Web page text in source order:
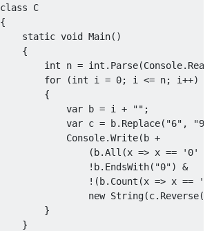
class C
{
static void Main()
{
int n = int . Parse(Console.
for
(int i = 0; i <= n; i++)
{
var b = i + "" ;
var c = b. Replace( "6" , "9"
Console.Write( b +
( b.All (x => x == '0'
! b. EndsWith( "0")
&
!( b. Count (x => x ==
new String(c. Reverse
}
}